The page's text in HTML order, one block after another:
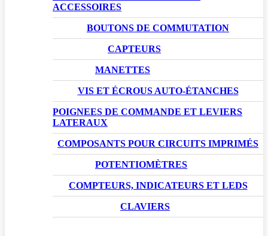
ACCESSOIRES
BOUTONS DE COMMUTATION
CAPTEURS
MANETTES
VIS ET ÉCROUS AUTO-ÉTANCHES
POIGNEES DE COMMANDE ET LEVIERS
LATERAUX
COMPOSANTS POUR CIRCUITS IMPRIMÉS
POTENTIOMÈTRES
COMPTEURS, INDICATEURS ET LEDS
CLAVIERS